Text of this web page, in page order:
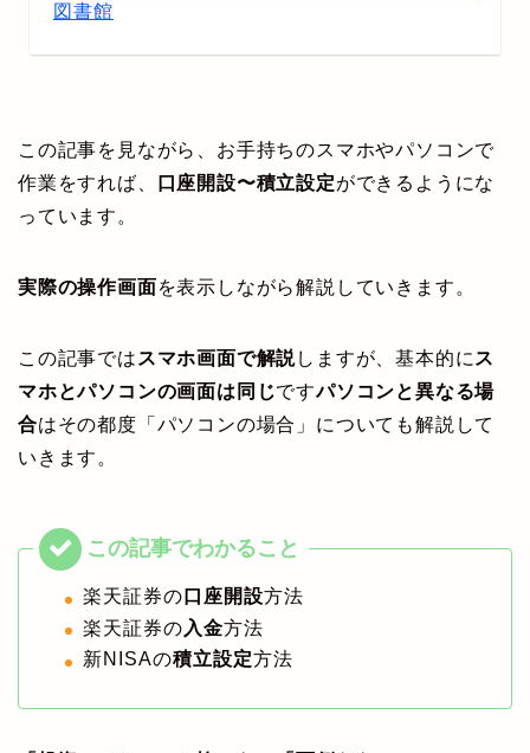
図書館
この記事を見ながら、お手持ちのスマホやパソコンで
作業をすれば、
口座開設〜積立設定ができるようにな
っています。
実際の操作画面を表示しながら解説していきます。
この記事では スマホ画面で解説しますが、基本的に ス
マホとパソコンの画面は同じですパソコンと異なる場
合はその都度「パソコンの場合」についても解説して
いきます。
楽天証券の 口座開設方法
楽天証券の 入金方法
新NISAの積立設定方法